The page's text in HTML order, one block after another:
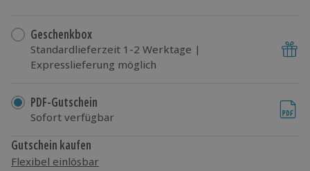
Geschenkbox
Standardlieferzeit 1-2 Werktage |
Expresslieferung möglich
PDF-Gutschein
Sofort verfügbar
Gutschein kaufen
Flexibel einlösbar